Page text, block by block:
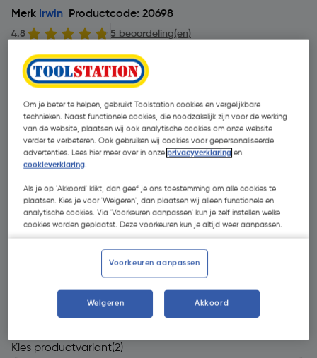
Merk Irwin Productcode: 20698
4.8 5 beoordeling(en)
€ 24,29 | Excl. btw € 20,07
Kies productvariant(2)
Om je beter te helpen, gebruikt Toolstation cookies en vergelijkbare
technieken. Naast functionele cookies, die noodzakelijk zijn voor de werking
van de website, plaatsen wij ook analytische cookies om onze website
verder te verbeteren. Ook gebruiken wij cookies voor gepersonaliseerde
advertenties. Lees hier meer over in onzeprivacyverklaring en
cookieverklaring.
Als je op 'Akkoord' klikt, dan geef je ons toestemming om alle cookies te
plaatsen. Kies je voor 'Weigeren', dan plaatsen wij alleen functionele en
analytische cookies. Via 'Voorkeuren aanpassen' kun je zelf instellen welke
cookies worden geplaatst. Deze voorkeuren kun je altijd weer aanpassen.
Voorkeuren aanpassen
Weigeren Akkoord